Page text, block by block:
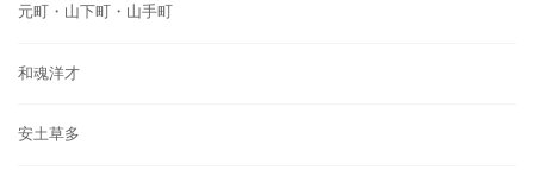
元町・山下町・山手町
和魂洋才
安土草多